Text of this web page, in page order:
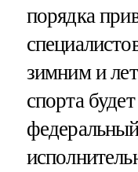
порядка
зимним и
спорта